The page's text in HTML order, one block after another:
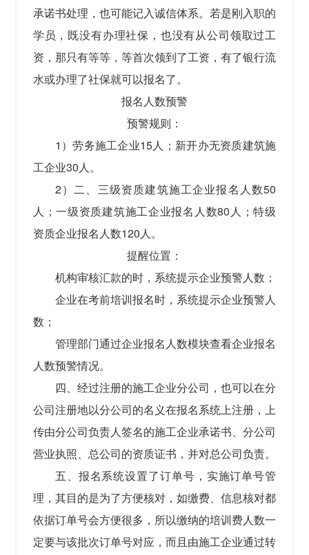
承诺书处理，也可能记入诚信体系。若是刚入职的
学员，既没有办理社保，也没有从公司领取过工
资，那只有等等，等首次领到了工资，有了银行流
水或办理了社保就可以报名了。
报名人数预警
预警规则：
1）劳务施工企业15人；新开办无资质建筑施
工企业30人。
2）二、三级资质建筑施工企业报名人数50
人；一级资质建筑施工企业报名人数80人；特级
资质企业报名人数120人。
提醒位置：
机构审核汇款的时，系统提示企业预警人数；
企业在考前培训报名时，系统提示企业预警人
数；
管理部门通过企业报名人数模块查看企业报名
人数预警情况。
四、经过注册的施工企业分公司，也可以在分
公司注册地以分公司的名义在报名系统上注册，上
传由分公司负责人签名的施工企业承诺书、分公司
营业执照、总公司的资质证书，并对总公司负责。
五、报名系统设置了订单号，实施订单号管
理，其目的是为了方便核对，如缴费、信息核对都
依据订单号会方便很多，所以缴纳的培训费人数一
定要与该批次订单号对应，而且由施工企业通过转